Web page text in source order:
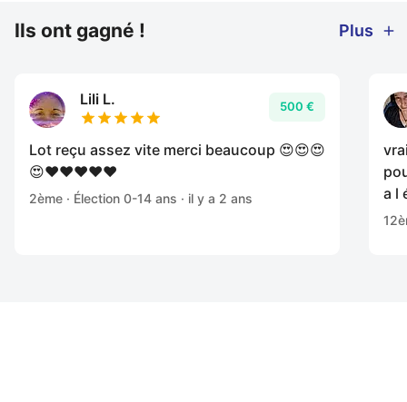
Ils ont gagné ! Plus
Lili L. 500 €
Lot reçu assez vite merci beaucoup 😍😍😍
😍❤️❤️❤️❤️❤️
2ème · Élection 0-14 ans · il y a 2 ans
a l